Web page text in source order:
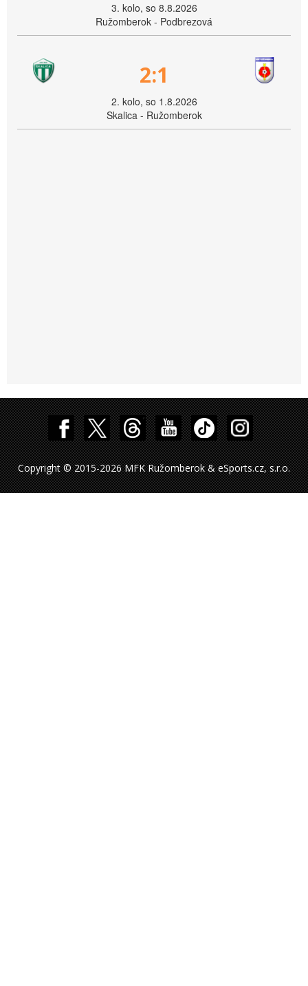
3. kolo, so 8.8.2026
Ružomberok - Podbrezová
2:1
2. kolo, so 1.8.2026
Skalica - Ružomberok
Copyright © 2015-2026 MFK Ružomberok & eSports.cz, s.r.o.